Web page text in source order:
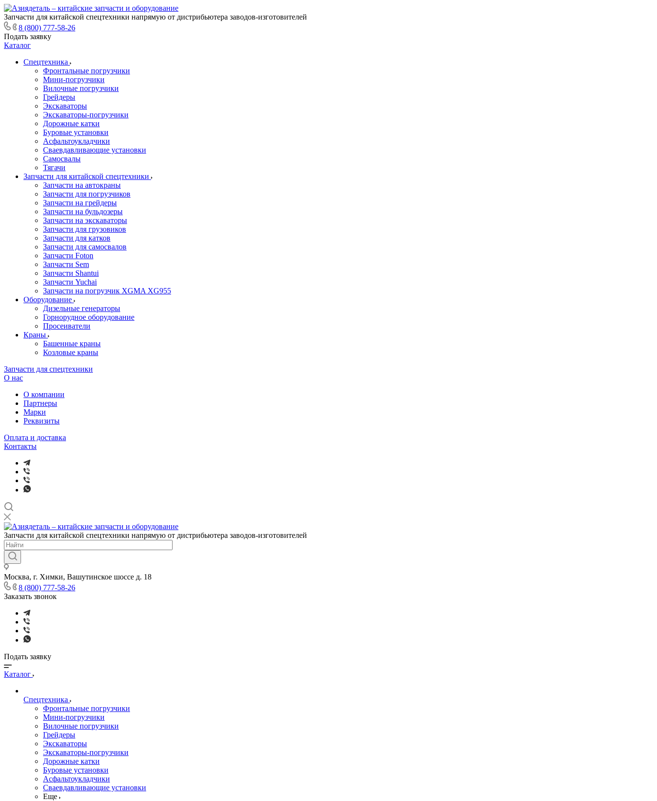
Запчасти для китайской спецтехники напрямую от дистрибьютера заводов-изготовителей
8 (800) 777-58-26
Подать заявку
Каталог
Спецтехника
Фронтальные погрузчики
Мини-погрузчики
Вилочные погрузчики
Грейдеры
Экскаваторы
Экскаваторы-погрузчики
Дорожные катки
Буровые установки
Асфальтоукладчики
Сваевдавливающие установки
Самосвалы
Тягачи
Запчасти для китайской спецтехники
Запчасти на автокраны
Запчасти для погрузчиков
Запчасти на грейдеры
Запчасти на бульдозеры
Запчасти на экскаваторы
Запчасти для грузовиков
Запчасти для катков
Запчасти для самосвалов
Запчасти Foton
Запчасти Sem
Запчасти Shantui
Запчасти Yuchai
Запчасти на погрузчик XGMA XG955
Оборудование
Дизельные генераторы
Горнорудное оборудование
Просеиватели
Краны
Башенные краны
Козловые краны
Запчасти для спецтехники
О нас
О компании
Партнеры
Марки
Реквизиты
Оплата и доставка
Контакты
Запчасти для китайской спецтехники напрямую от дистрибьютера заводов-изготовителей
Москва, г. Химки, Вашутинское шоссе д. 18
8 (800) 777-58-26
Заказать звонок
Подать заявку
Каталог
Спецтехника
Фронтальные погрузчики
Мини-погрузчики
Вилочные погрузчики
Грейдеры
Экскаваторы
Экскаваторы-погрузчики
Дорожные катки
Буровые установки
Асфальтоукладчики
Сваевдавливающие установки
Еще